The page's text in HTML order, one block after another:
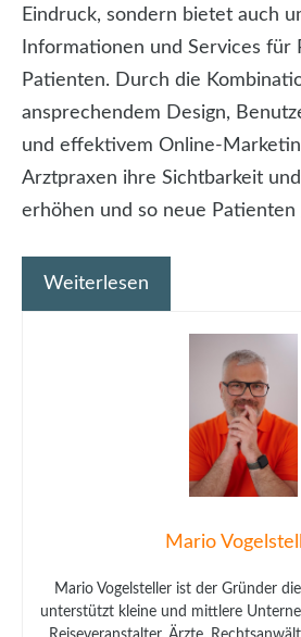
Eindruck, sondern bietet auch
Informationen und Services für
Patienten. Durch die
ansprechendem Design,
und effektivem Online-
Arztpraxen ihre Sichtbarkeit
erhöhen und so neue Patienten
Weiterlesen
Mario
Mario Vogelsteller ist der Gründer
unterstützt kleine und mittlere